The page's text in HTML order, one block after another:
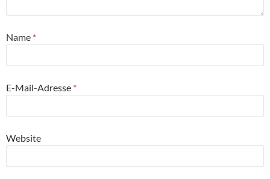
Name *
E-Mail-Adresse *
Website